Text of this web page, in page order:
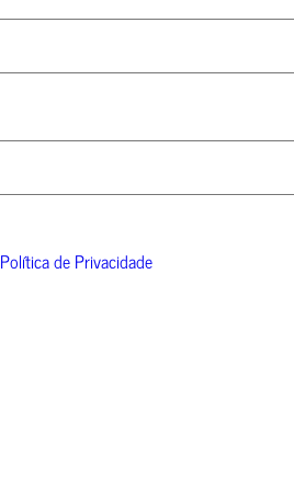
Política de Privacidade